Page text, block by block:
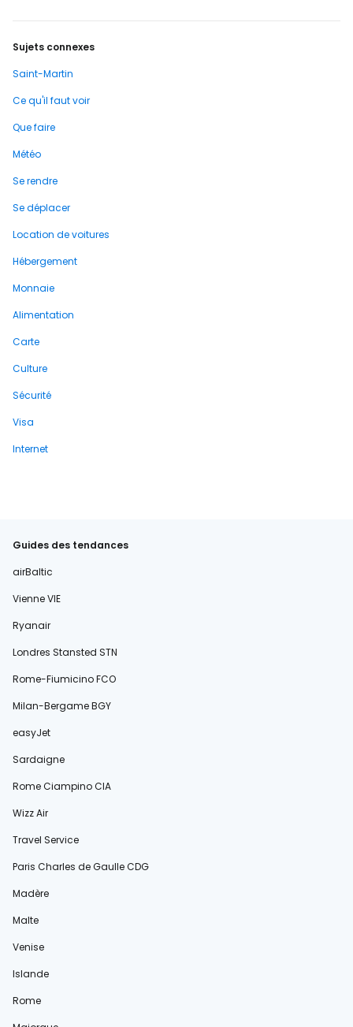
Sujets connexes
Saint-Martin
Ce qu'il faut voir
Que faire
Météo
Se rendre
Se déplacer
Location de voitures
Hébergement
Monnaie
Alimentation
Carte
Culture
Sécurité
Visa
Internet
Guides des tendances
airBaltic
Vienne VIE
Ryanair
Londres Stansted STN
Rome-Fiumicino FCO
Milan-Bergame BGY
easyJet
Sardaigne
Rome Ciampino CIA
Wizz Air
Travel Service
Paris Charles de Gaulle CDG
Madère
Malte
Venise
Islande
Rome